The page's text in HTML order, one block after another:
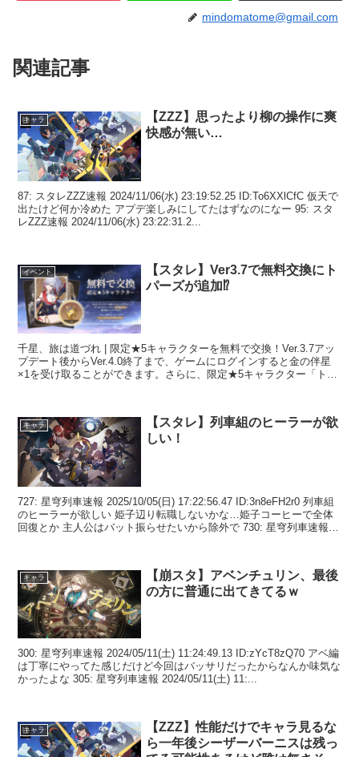
mindomatome@gmail.com
関連記事
キャラ
【ZZZ】思ったより柳の操作に爽
快感が無い…
87: スタレZZZ速報 2024/11/06(水) 23:19:52.25 ID:To6XXlCfC 仮天で
出たけど何か冷めた アプデ楽しみにしてたはずなのになー 95: スタ
レZZZ速報 2024/11/06(水) 23:22:31.2...
イベント
【スタレ】Ver3.7で無料交換にト
パーズが追加⁉
千星、旅は道づれ | 限定★5キャラクターを無料で交換！Ver.3.7アッ
プデート後からVer.4.0終了まで、ゲームにログインすると金の伴星
×1を受け取ることができます。さらに、限定★5キャラクター「トパ
キャラ
【スタレ】列車組のヒーラーが欲
しい！
727: 星穹列車速報 2025/10/05(日) 17:22:56.47 ID:3n8eFH2r0 列車組
のヒーラーが欲しい 姫子辺り転職しないかな…姫子コーヒーで全体
回復とか 主人公はバット振らせたいから除外で 730: 星穹列車速報
キャラ
【崩スタ】アベンチュリン、最後
の方に普通に出てきてるｗ
300: 星穹列車速報 2024/05/11(土) 11:24:49.13 ID:zYcT8zQ70 アベ編
は丁寧にやってた感じだけど今回はバッサリだったからなんか味気な
かったよな 305: 星穹列車速報 2024/05/11(土) 11:...
キャラ
【ZZZ】性能だけでキャラ見るな
ら一年後シーザーバーニスは残っ